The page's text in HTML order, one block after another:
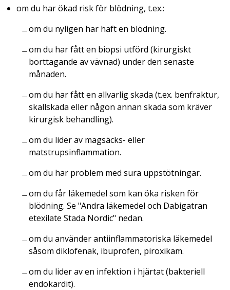
om du har ökad risk för blödning, t.ex.:
om du nyligen har haft en blödning.
om du har fått en biopsi utförd (kirurgiskt
borttagande av vävnad) under den senaste
månaden.
om du har fått en allvarlig skada (t.ex. benfraktur,
skallskada eller någon annan skada som kräver
kirurgisk behandling).
om du lider av magsäcks- eller
matstrupsinflammation.
om du har problem med sura uppstötningar.
om du får läkemedel som kan öka risken för
blödning. Se "Andra läkemedel och Dabigatran
etexilate Stada Nordic" nedan.
om du använder antiinflammatoriska läkemedel
såsom diklofenak, ibuprofen, piroxikam.
om du lider av en infektion i hjärtat (bakteriell
endokardit).